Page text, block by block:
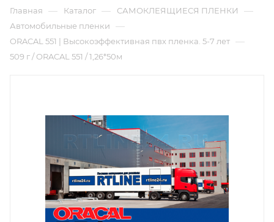
Главная — Каталог — САМОКЛЕЯЩИЕСЯ ПЛЕНКИ —
Автомобильные пленки —
ORACAL 551 | Высокоэффективная пвх пленка. 5-7 лет —
509 г / ORACAL 551 / 1,26*50м